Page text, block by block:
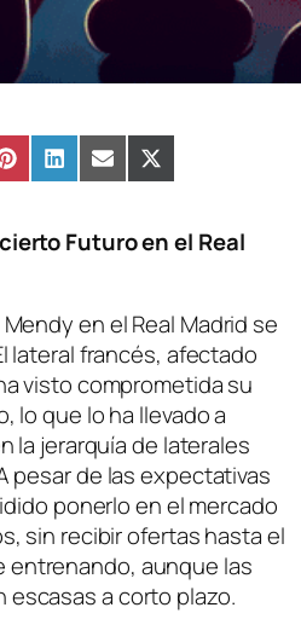
Compartir
en
PinterestCompartir
en
LinkedInCompartir
en
EmailCompartir
en
X
(Twitter)
Futuro en el Real
en el Real Madrid se
lateral francés, afectado
visto comprometida su
lo que lo ha llevado a
la jerarquía de laterales
pesar de las expectativas
ponerlo en el mercado
sin recibir ofertas hasta el
entrenando, aunque las
a corto plazo.